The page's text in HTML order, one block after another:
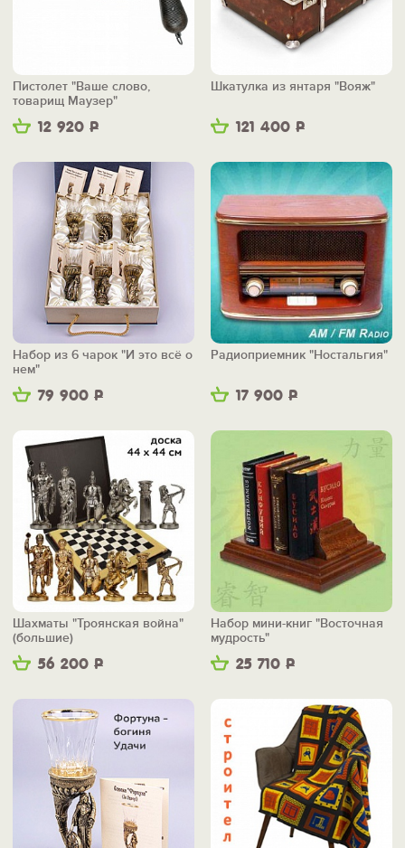
12 920 Р
Пистолет "Ваше слово,
товарищ Маузер"
121 400 Р
Шкатулка из янтаря "Вояж"
79 900 Р
Набор из 6 чарок "И это всё о
нем"
17 900 Р
Радиоприемник "Ностальгия"
56 200 Р
Шахматы "Троянская война"
(большие)
25 710 Р
Набор мини-книг "Восточная
мудрость"